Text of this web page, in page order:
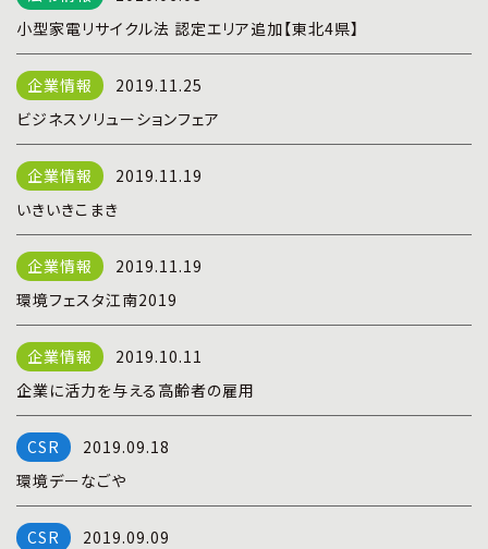
小型家電リサイクル法 認定エリア追加【東北4県】
2019.11.25
ビジネスソリューションフェア
2019.11.19
いきいきこまき
2019.11.19
環境フェスタ江南2019
2019.10.11
企業に活力を与える高齢者の雇用
2019.09.18
環境デーなごや
2019.09.09